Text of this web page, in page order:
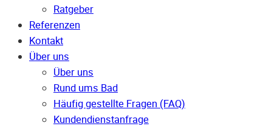
Ratgeber
Referenzen
Kontakt
Über uns
Über uns
Rund ums Bad
Häufig gestellte Fragen (FAQ)
Kunden­dienst­anfrage